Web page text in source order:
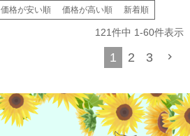
価格が安い順 価格が高い順 新着順
121件中 1-60件表示
1 2 3